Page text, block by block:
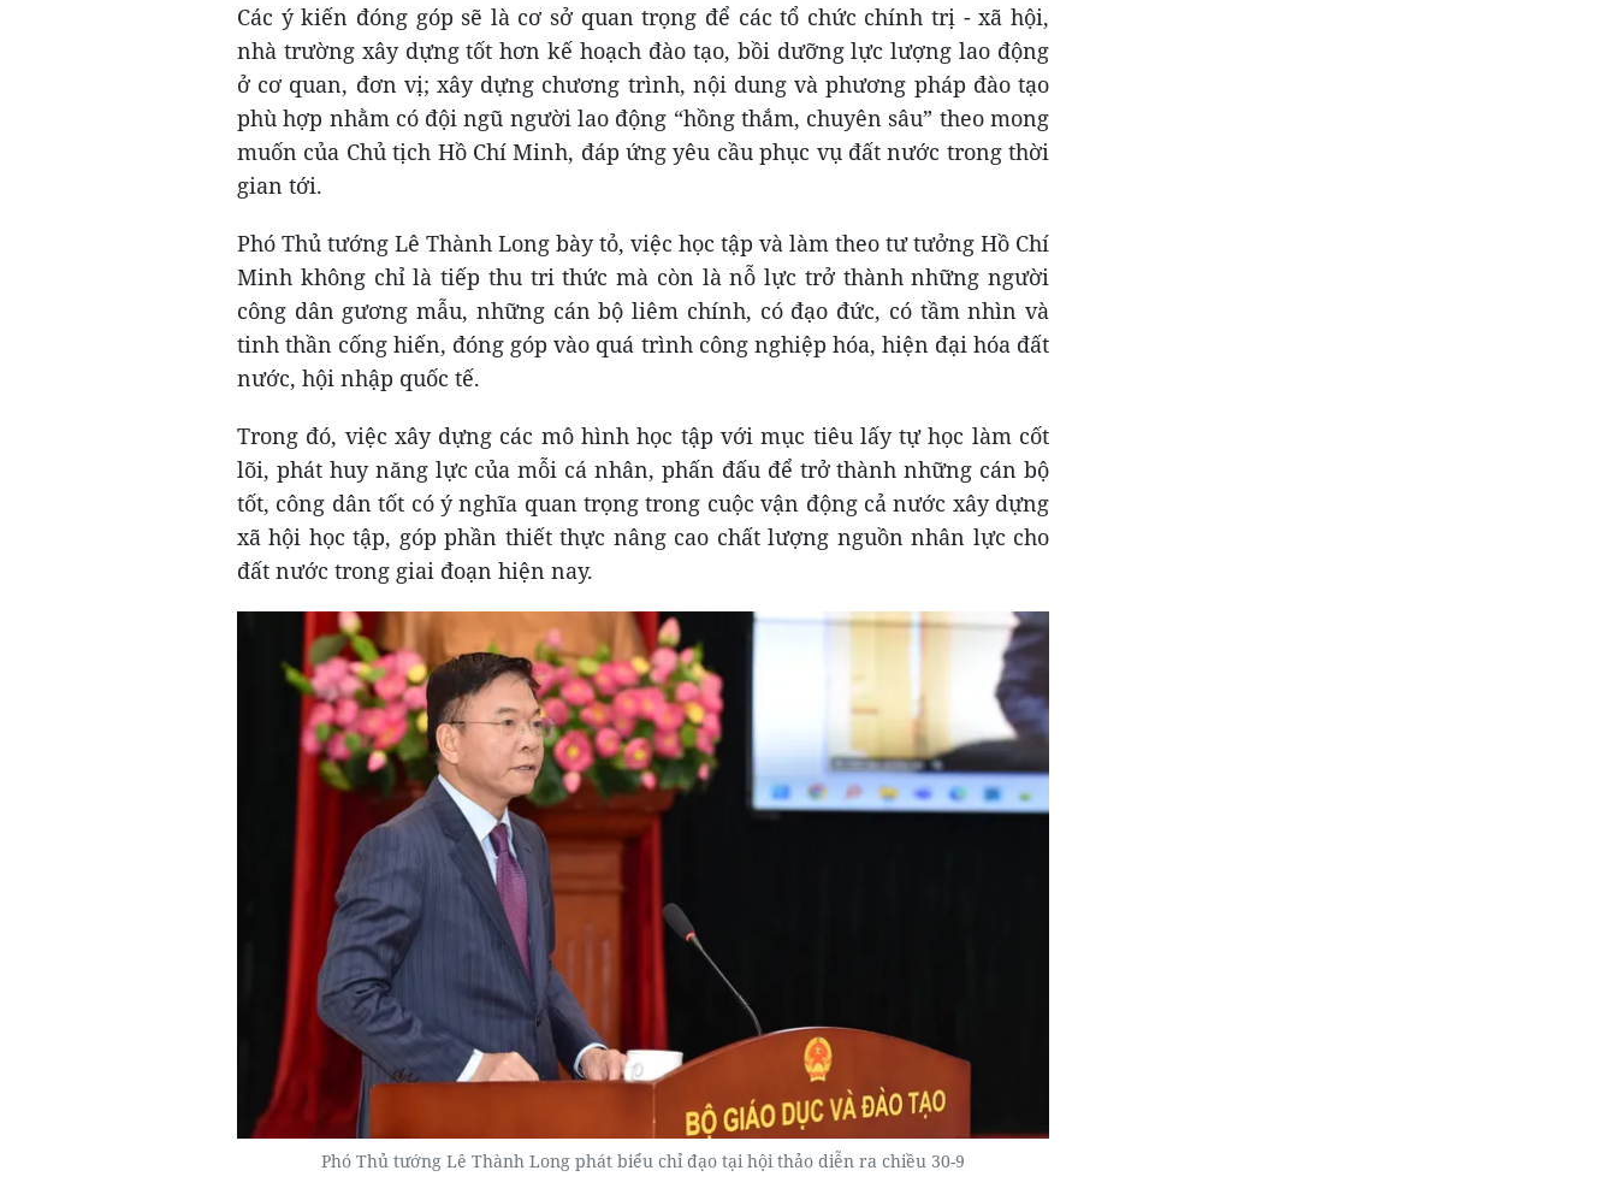
Các ý kiến đóng góp sẽ là cơ sở quan trọng để các tổ chức chính trị - xã hội,
nhà trường xây dựng tốt hơn kế hoạch đào tạo, bồi dưỡng lực lượng lao động
ở cơ quan, đơn vị; xây dựng chương trình, nội dung và phương pháp đào tạo
phù hợp nhằm có đội ngũ người lao động “hồng thắm, chuyên sâu” theo mong
muốn của Chủ tịch Hồ Chí Minh, đáp ứng yêu cầu phục vụ đất nước trong thời
gian tới.
Phó Thủ tướng Lê Thành Long bày tỏ, việc học tập và làm theo tư tưởng Hồ Chí
Minh không chỉ là tiếp thu tri thức mà còn là nỗ lực trở thành những người
công dân gương mẫu, những cán bộ liêm chính, có đạo đức, có tầm nhìn và
tinh thần cống hiến, đóng góp vào quá trình công nghiệp hóa, hiện đại hóa đất
nước, hội nhập quốc tế.
Trong đó, việc xây dựng các mô hình học tập với mục tiêu lấy tự học làm cốt
lõi, phát huy năng lực của mỗi cá nhân, phấn đấu để trở thành những cán bộ
tốt, công dân tốt có ý nghĩa quan trọng trong cuộc vận động cả nước xây dựng
xã hội học tập, góp phần thiết thực nâng cao chất lượng nguồn nhân lực cho
đất nước trong giai đoạn hiện nay.
Phó Thủ tướng Lê Thành Long phát biểu chỉ đạo tại hội thảo diễn ra chiều 30-9